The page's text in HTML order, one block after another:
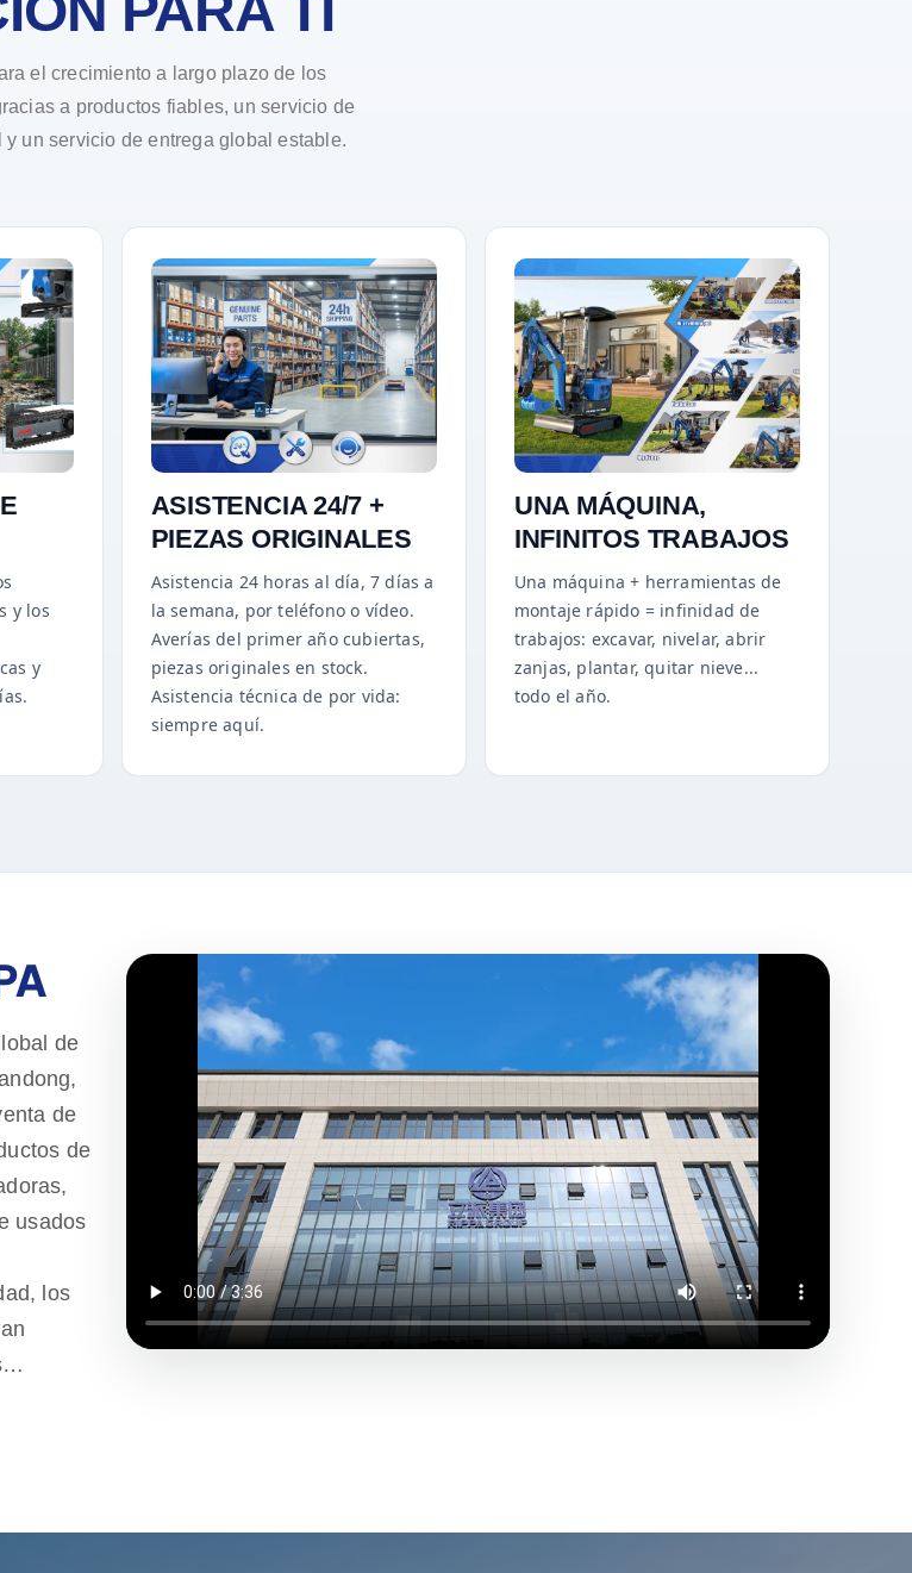
el crecimiento a largo plazo de los
a productos fiables, un servicio de
un servicio de entrega global estable.
y los
y
ASISTENCIA 24/7 +
PIEZAS ORIGINALES
Asistencia 24 horas al día, 7 días a
la semana, por teléfono o vídeo.
Averías del primer año cubiertas,
piezas originales en stock.
Asistencia técnica de por vida:
siempre aquí.
UNA MÁQUINA,
INFINITOS TRABAJOS
Una máquina + herramientas de
montaje rápido = infinidad de
trabajos: excavar, nivelar, abrir
zanjas, plantar, quitar nieve...
todo el año.
de
de
de
usados
los